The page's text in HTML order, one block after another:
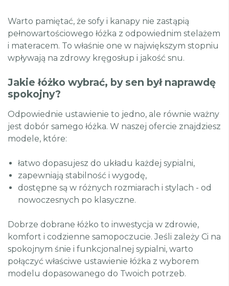
Warto pamiętać, że sofy i kanapy nie zastąpią
pełnowartościowego łóżka z odpowiednim stelażem
i materacem. To właśnie one w największym stopniu
wpływają na zdrowy kręgosłup i jakość snu.
Jakie łóżko wybrać, by sen był naprawdę
spokojny?
Odpowiednie ustawienie to jedno, ale równie ważny
jest dobór samego łóżka. W naszej ofercie znajdziesz
modele, które:
łatwo dopasujesz do układu każdej sypialni,
zapewniają stabilność i wygodę,
dostępne są w różnych rozmiarach i stylach - od
nowoczesnych po klasyczne.
Dobrze dobrane łóżko to inwestycja w zdrowie,
komfort i codzienne samopoczucie. Jeśli zależy Ci na
spokojnym śnie i funkcjonalnej sypialni, warto
połączyć właściwe ustawienie łóżka z wyborem
modelu dopasowanego do Twoich potrzeb.